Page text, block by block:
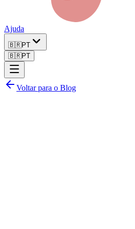
Ajuda
🇧🇷PT
🇧🇷PT
Voltar para o Blog